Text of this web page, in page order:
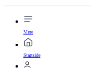
Mere
Startside